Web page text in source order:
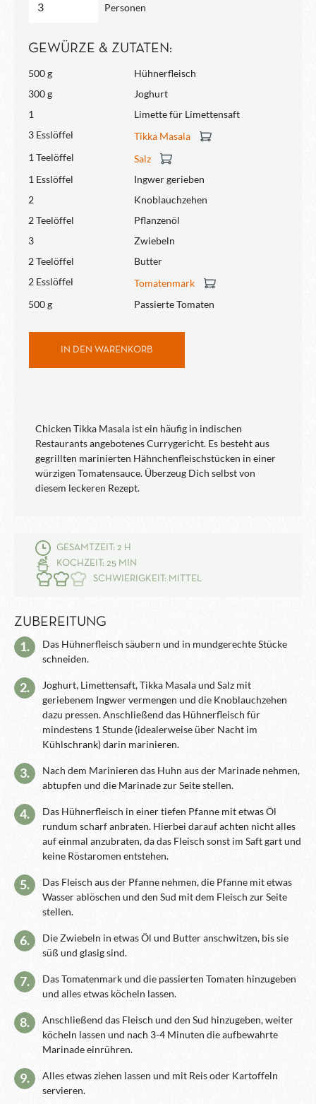
Personen
GEWÜRZE & ZUTATEN:
500 g
Hühnerfleisch
300 g
Joghurt
1
Limette für Limettensaft
3 Esslöffel
Tikka Masala
1 Teelöffel
Salz
1 Esslöffel
Ingwer gerieben
2
Knoblauchzehen
2 Teelöffel
Pflanzenöl
3
Zwiebeln
2 Teelöffel
Butter
2 Esslöffel
Tomatenmark
500 g
Passierte Tomaten
IN DEN WARENKORB
Chicken Tikka Masala ist ein häufig in indischen
Restaurants angebotenes Currygericht. Es besteht aus
gegrillten marinierten Hähnchenfleischstücken in einer
würzigen Tomatensauce. Überzeug Dich selbst von
diesem leckeren Rezept.
GESAMTZEIT: 2 H
KOCHZEIT: 25 MIN
SCHWIERIGKEIT: MITTEL
ZUBEREITUNG
1.
Das Hühnerfleisch säubern und in mundgerechte Stücke
schneiden.
2.
Joghurt, Limettensaft, Tikka Masala und Salz mit
geriebenem Ingwer vermengen und die Knoblauchzehen
dazu pressen. Anschließend das Hühnerfleisch für
mindestens 1 Stunde (idealerweise über Nacht im
Kühlschrank) darin marinieren.
3.
Nach dem Marinieren das Huhn aus der Marinade nehmen,
abtupfen und die Marinade zur Seite stellen.
4.
Das Hühnerfleisch in einer tiefen Pfanne mit etwas Öl
rundum scharf anbraten. Hierbei darauf achten nicht alles
auf einmal anzubraten, da das Fleisch sonst im Saft gart und
keine Röstaromen entstehen.
5.
Das Fleisch aus der Pfanne nehmen, die Pfanne mit etwas
Wasser ablöschen und den Sud mit dem Fleisch zur Seite
stellen.
6.
Die Zwiebeln in etwas Öl und Butter anschwitzen, bis sie
süß und glasig sind.
7.
Das Tomatenmark und die passierten Tomaten hinzugeben
und alles etwas köcheln lassen.
8.
Anschließend das Fleisch und den Sud hinzugeben, weiter
köcheln lassen und nach 3-4 Minuten die aufbewahrte
Marinade einrühren.
9.
Alles etwas ziehen lassen und mit Reis oder Kartoffeln
servieren.